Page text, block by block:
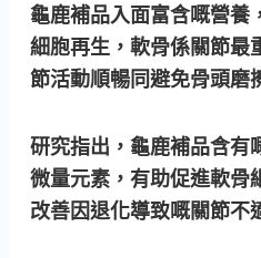
龜鹿補品入面富含嘅營養
細胞再生，軟骨係關節最
節活動順暢同避免骨頭磨
研究指出，龜鹿補品含有
微量元素，有助促進軟骨
改善因退化導致嘅關節不